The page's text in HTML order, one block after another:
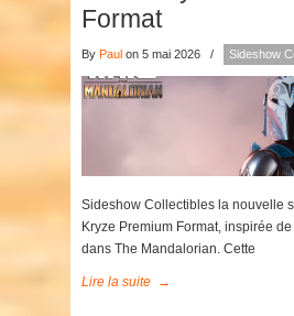
Format
By Paul on 5 mai 2026 / Sideshow
Sideshow Collectibles la nouvelle
Kryze Premium Format, inspirée
dans The Mandalorian. Cette
Lire la suite →